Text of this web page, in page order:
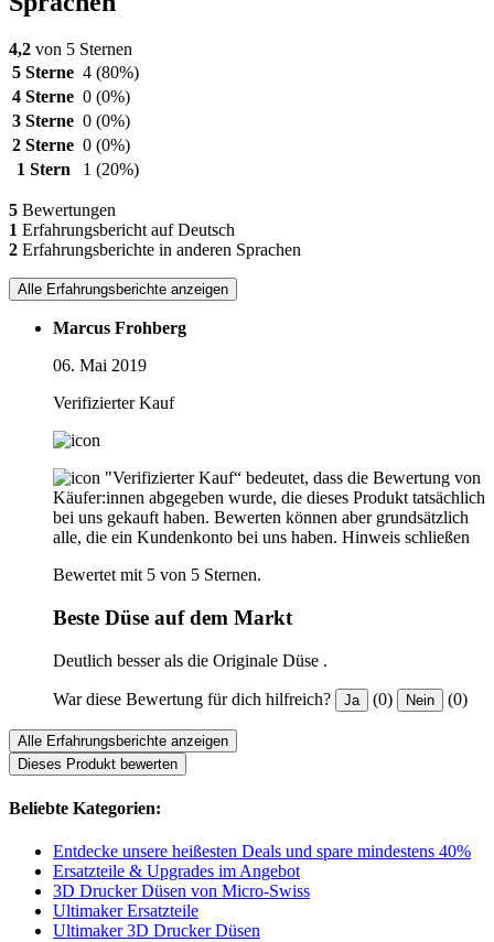
4,2 von 5 Sternen
5 Sterne 4 (80%)
4 Sterne 0 (0%)
3 Sterne 0 (0%)
2 Sterne 0 (0%)
1 Stern
1 (20%)
5 Bewertungen
1 Erfahrungsbericht auf Deutsch
2 Erfahrungsberichte in anderen Sprachen
Alle Erfahrungsberichte anzeigen
Marcus Frohberg
06. Mai 2019
Verifizierter Kauf
"Verifizierter Kauf“ bedeutet, dass die Bewertung von
Käufer:innen abgegeben wurde, die dieses Produkt tatsächlich
bei uns gekauft haben. Bewerten können aber grundsätzlich
alle, die ein Kundenkonto bei uns haben. Hinweis schließen
Bewertet mit 5 von 5 Sternen.
Beste Düse auf dem Markt
Deutlich besser als die Originale Düse .
War diese Bewertung für dich hilfreich? Ja (0) Nein (0)
Alle Erfahrungsberichte anzeigen
Dieses Produkt bewerten
Beliebte Kategorien:
Entdecke unsere heißesten Deals und spare mindestens 40%
Ersatzteile & Upgrades im Angebot
3D Drucker Düsen von Micro-Swiss
Ultimaker Ersatzteile
Ultimaker 3D Drucker Düsen